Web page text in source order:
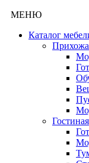
МЕНЮ
Каталог
Гостиная